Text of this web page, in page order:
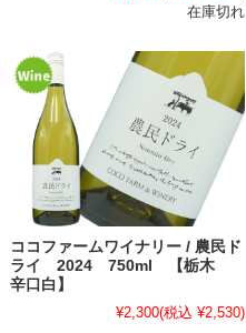
在庫切れ
ココファームワイナリー / 農民ド
ライ 2024 750ml 【栃木
辛口白】
¥2,300(税込 ¥2,530)